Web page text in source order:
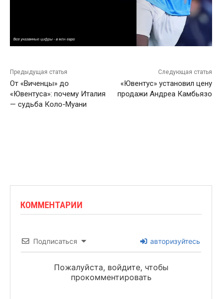
Предыдущая статья
От «Виченцы» до
«Ювентуса»: почему Италия
— судьба Коло-Муани
Следующая статья
«Ювентус» установил цену
продажи Андреа Камбьязо
КОММЕНТАРИИ
Подписаться авторизуйтесь
Пожалуйста, войдите, чтобы
прокомментировать